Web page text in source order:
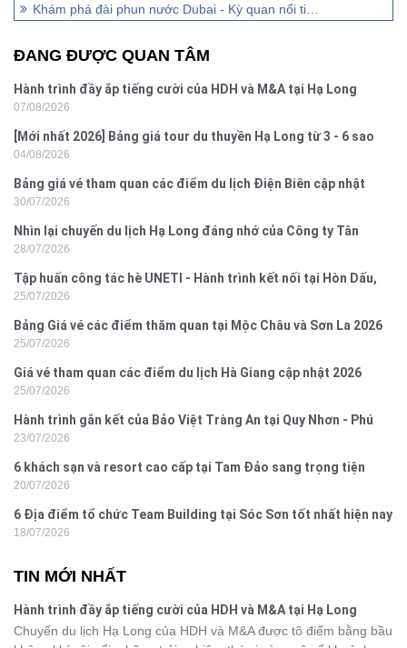
Khám phá đài phun nước Dubai - Kỳ quan nổi tiếng thế giới
ĐANG ĐƯỢC QUAN TÂM
Hành trình đầy ắp tiếng cười của HDH và M&A tại Hạ Long
07/08/2026
[Mới nhất 2026] Bảng giá tour du thuyền Hạ Long từ 3 - 6 sao
04/08/2026
Bảng giá vé tham quan các điểm du lịch Điện Biên cập nhật
2026
30/07/2026
Nhìn lại chuyến du lịch Hạ Long đáng nhớ của Công ty Tân
Hưng 2026
28/07/2026
Tập huấn công tác hè UNETI - Hành trình kết nối tại Hòn Dấu,
Đồ Sơn
25/07/2026
Bảng Giá vé các điểm thăm quan tại Mộc Châu và Sơn La 2026
25/07/2026
Giá vé tham quan các điểm du lịch Hà Giang cập nhật 2026
25/07/2026
Hành trình gắn kết của Bảo Việt Tràng An tại Quy Nhơn - Phú
Yên
23/07/2026
6 khách sạn và resort cao cấp tại Tam Đảo sang trọng tiện
nghi
20/07/2026
6 Địa điểm tổ chức Team Building tại Sóc Sơn tốt nhất hiện nay
18/07/2026
TIN MỚI NHẤT
Hành trình đầy ắp tiếng cười của HDH và M&A tại Hạ Long
Chuyến du lịch Hạ Long của HDH và M&A được tô điểm bằng bầu